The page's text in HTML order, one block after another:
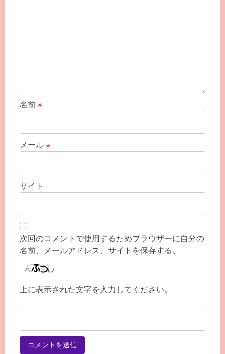
名前 ※
メール ※
サイト
次回のコメントで使用するためブラウザーに自分の
名前、メールアドレス、サイトを保存する。
上に表示された文字を入力してください。